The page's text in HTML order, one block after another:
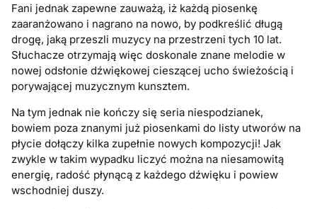
Fani jednak zapewne zauważą, iż każdą piosenkę
zaaranżowano i nagrano na nowo, by podkreślić długą
drogę, jaką przeszli muzycy na przestrzeni tych 10 lat.
Słuchacze otrzymają więc doskonale znane melodie w
nowej odsłonie dźwiękowej cieszącej ucho świeżością i
porywającej muzycznym kunsztem.
Na tym jednak nie kończy się seria niespodzianek,
bowiem poza znanymi już piosenkami do listy utworów na
płycie dołączy kilka zupełnie nowych kompozycji! Jak
zwykle w takim wypadku liczyć można na niesamowitą
energię, radość płynącą z każdego dźwięku i powiew
wschodniej duszy.